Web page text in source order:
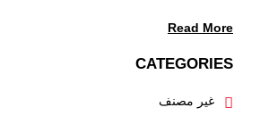
Read More
CATEGORIES
غير مصنف